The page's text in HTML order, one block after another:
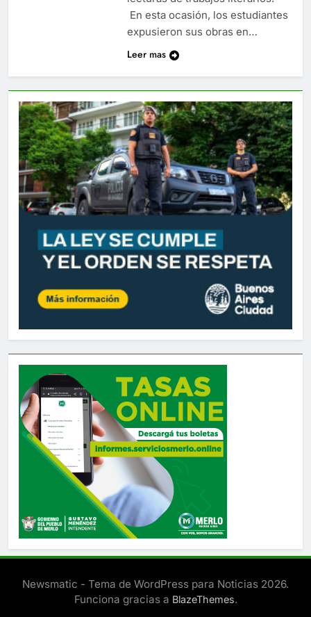
En esta ocasión, los estudiantes
expusieron sus obras en…
Leer mas
Newsmatic - Tema de WordPress para Noticias 2026.
Funciona gracias a BlazeThemes.